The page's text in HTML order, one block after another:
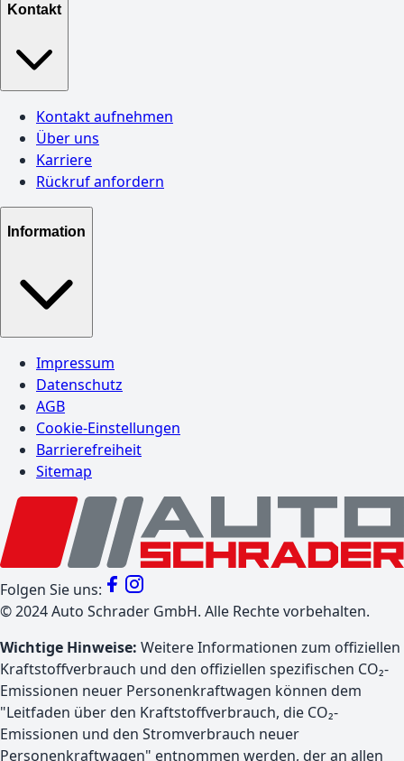
Kontakt
Kontakt aufnehmen
Über uns
Karriere
Rückruf anfordern
Information
Impressum
Datenschutz
AGB
Cookie-Einstellungen
Barrierefreiheit
Sitemap
Folgen Sie uns:
©2024Auto Schrader GmbH. Alle Rechte vorbehalten.
Wichtige Hinweise: Weitere Informationen zum offiziellen
Kraftstoffverbrauch und den offiziellen spezifischen CO₂-
Emissionen neuer Personenkraftwagen können dem
"Leitfaden über den Kraftstoffverbrauch, die CO₂-
Emissionen und den Stromverbrauch neuer
Personenkraftwagen" entnommen werden, der an allen